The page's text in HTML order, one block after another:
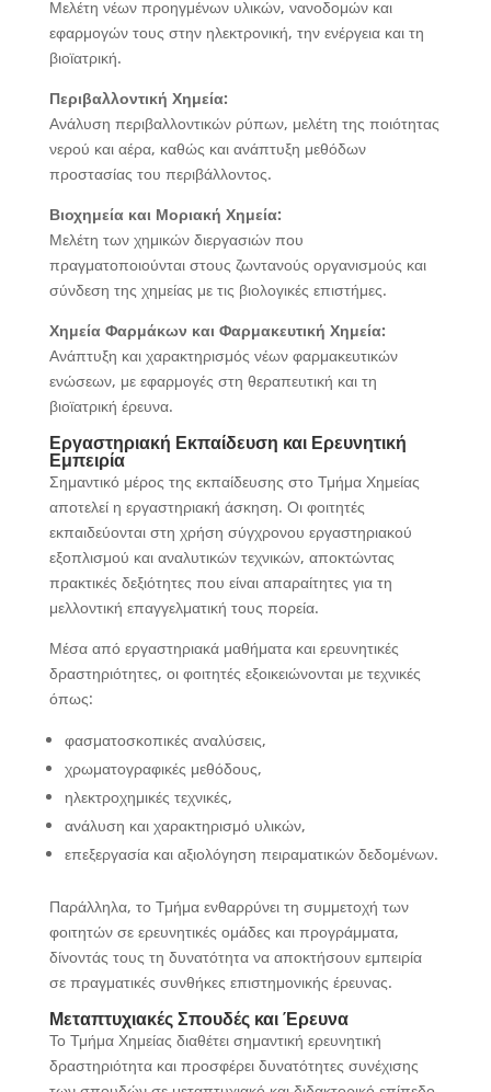
Μελέτη νέων προηγμένων υλικών, νανοδομών και
εφαρμογών τους στην ηλεκτρονική, την ενέργεια και τη
βιοϊατρική.
Περιβαλλοντική Χημεία:
Ανάλυση περιβαλλοντικών ρύπων, μελέτη της ποιότητας
νερού και αέρα, καθώς και ανάπτυξη μεθόδων
προστασίας του περιβάλλοντος.
Βιοχημεία και Μοριακή Χημεία:
Μελέτη των χημικών διεργασιών που
πραγματοποιούνται στους ζωντανούς οργανισμούς και
σύνδεση της χημείας με τις βιολογικές επιστήμες.
Χημεία Φαρμάκων και Φαρμακευτική Χημεία:
Ανάπτυξη και χαρακτηρισμός νέων φαρμακευτικών
ενώσεων, με εφαρμογές στη θεραπευτική και τη
βιοϊατρική έρευνα.
Εργαστηριακή Εκπαίδευση και Ερευνητική
Εμπειρία
Σημαντικό μέρος της εκπαίδευσης στο Τμήμα Χημείας
αποτελεί η εργαστηριακή άσκηση. Οι φοιτητές
εκπαιδεύονται στη χρήση σύγχρονου εργαστηριακού
εξοπλισμού και αναλυτικών τεχνικών, αποκτώντας
πρακτικές δεξιότητες που είναι απαραίτητες για τη
μελλοντική επαγγελματική τους πορεία.
Μέσα από εργαστηριακά μαθήματα και ερευνητικές
δραστηριότητες, οι φοιτητές εξοικειώνονται με τεχνικές
όπως:
φασματοσκοπικές αναλύσεις,
χρωματογραφικές μεθόδους,
ηλεκτροχημικές τεχνικές,
ανάλυση και χαρακτηρισμό υλικών,
επεξεργασία και αξιολόγηση πειραματικών δεδομένων.
Παράλληλα, το Τμήμα ενθαρρύνει τη συμμετοχή των
φοιτητών σε ερευνητικές ομάδες και προγράμματα,
δίνοντάς τους τη δυνατότητα να αποκτήσουν εμπειρία
σε πραγματικές συνθήκες επιστημονικής έρευνας.
Μεταπτυχιακές Σπουδές και Έρευνα
Το Τμήμα Χημείας διαθέτει σημαντική ερευνητική
δραστηριότητα και προσφέρει δυνατότητες συνέχισης